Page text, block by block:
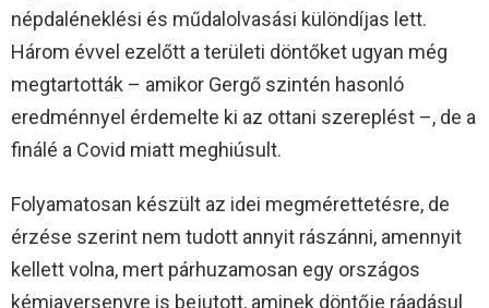
népdaléneklési és műdalolvasási különdíjas lett.
Három évvel ezelőtt a területi döntőket ugyan még
megtartották – amikor Gergő szintén hasonló
eredménnyel érdemelte ki az ottani szereplést –, de a
finálé a Covid miatt meghiúsult.
Folyamatosan készült az idei megmérettetésre, de
érzése szerint nem tudott annyit rászánni, amennyit
kellett volna, mert párhuzamosan egy országos
kémiaversenyre is bejutott, aminek döntője ráadásul